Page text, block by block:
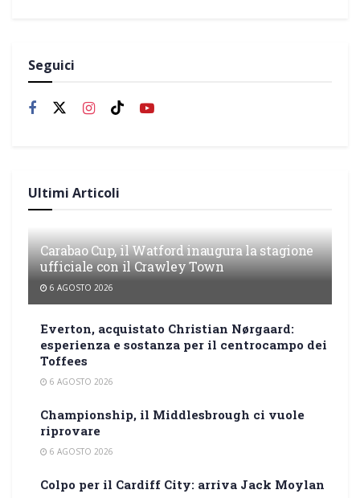
Seguici
Ultimi Articoli
Carabao Cup, il Watford inaugura la stagione
ufficiale con il Crawley Town
6 AGOSTO 2026
Everton, acquistato Christian Nørgaard:
esperienza e sostanza per il centrocampo dei
Toffees
6 AGOSTO 2026
Championship, il Middlesbrough ci vuole
riprovare
6 AGOSTO 2026
Colpo per il Cardiff City: arriva Jack Moylan